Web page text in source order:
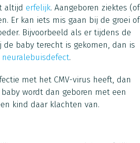
altijd erfelijk. Aangeboren ziektes (of
Er kan iets mis gaan bij de groei of
Bijvoorbeeld als er tijdens de
baby terecht is gekomen, dan is
neuralebuisdefect.
met het CMV-virus heeft, dan
wordt dan geboren met een
kind daar klachten van.